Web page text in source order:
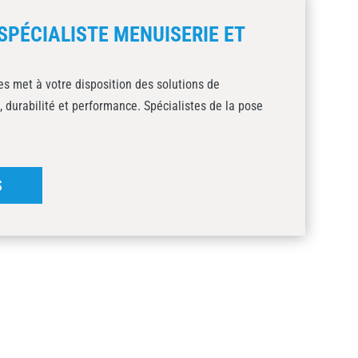
MENUISERIE ET
met à votre disposition des solutions de
et performance. Spécialistes de la pose